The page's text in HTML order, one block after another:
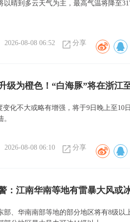
以晴到多云天气为主，最高气温将降至
2026-08-08 06:52 分享
级为橙色！“白海豚”将在浙江
变化不大或略有增强，将于9日晚上至10
2026-08-08 06:10 分享
：江南华南等地有雷暴大风或
部、华南南部等地的部分地区将有8级以